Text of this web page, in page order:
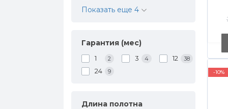
Показать еще 4
Гарантия (мес)
1 2 3 4 12 38
24 9
Длина полотна
-10%